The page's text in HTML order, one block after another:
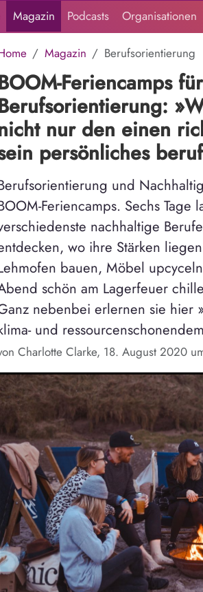
Magazin Podcasts Organisationen
Magazin Berufsorientierung
Feriencamps
nur den einen
persönliches
und
Feriencamps. Sechs
nachhaltige
wo ihre Stärken
bauen, Möbel
schön am Lagerfeuer
nebenbei erlernen sie hier
und
Charlotte Clarke, 18. August 2020